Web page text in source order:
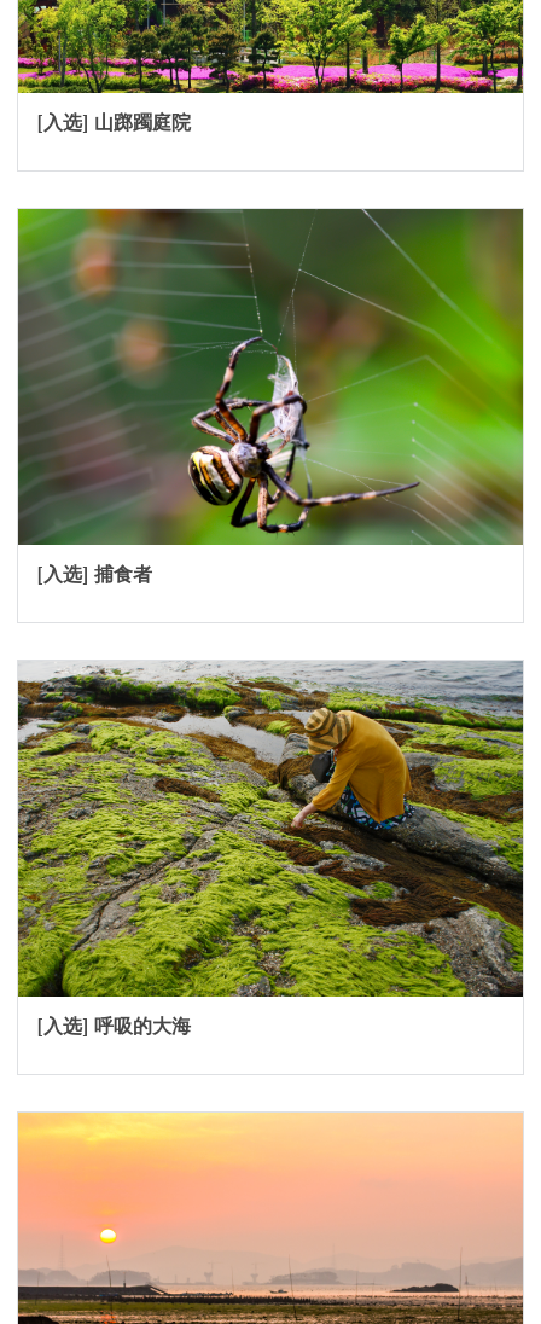
[入选] 山踯躅庭院
[入选] 捕食者
[入选] 呼吸的大海